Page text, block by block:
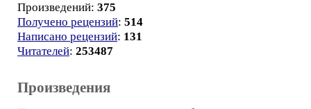
Произведений: 375
Получено рецензий: 514
Написано рецензий: 131
Читателей: 253487
Произведения